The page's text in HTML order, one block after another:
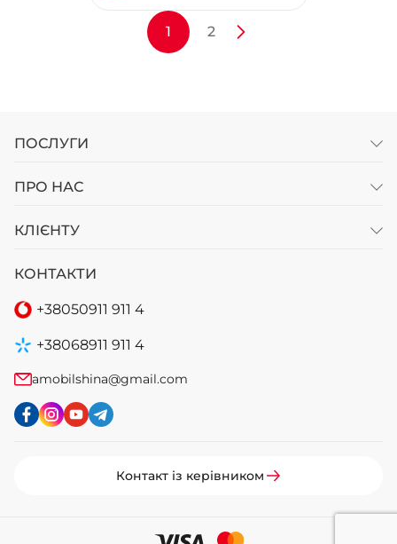
1 2
ПОСЛУГИ
ПРО НАС
КЛІЄНТУ
КОНТАКТИ
+38050911 911 4
+38068911 911 4
amobilshina@gmail.com
Контакт із керівником